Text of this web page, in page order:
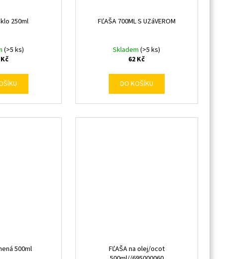
250ml
(>5 ks)
FĽAŠA 700ML S UZáVEROM
Skladem(>5 ks)
62 Kč
DO KOŠÍKU
500ml
FĽAŠA na olej/ocot